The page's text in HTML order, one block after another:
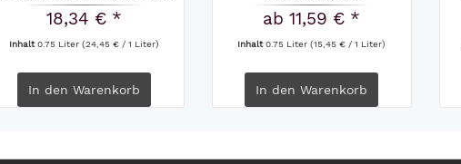
18,34 € *
Inhalt0.75 Liter (24,45 € / 1 Liter)
In den Warenkorb
ab 11,59 € *
Inhalt0.75 Liter(15,45 € / 1 Liter)
In den Warenkorb